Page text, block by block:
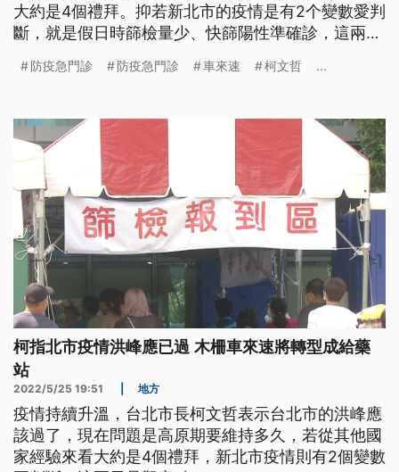
大約是4個禮拜。抑若新北市的疫情是有2个變數愛判
斷，就是假日時篩檢量少、快篩陽性準確診，這兩日
防疫急門診 防疫急門診 車來速 柯文哲 ...
柯指北市疫情洪峰應已過 木柵車來速將轉型成給藥
站
2022/5/25 19:51 地方
疫情持續升溫，台北市長柯文哲表示台北市的洪峰應
該過了，現在問題是高原期要維持多久，若從其他國
家經驗來看大約是4個禮拜，新北市疫情則有2個變數